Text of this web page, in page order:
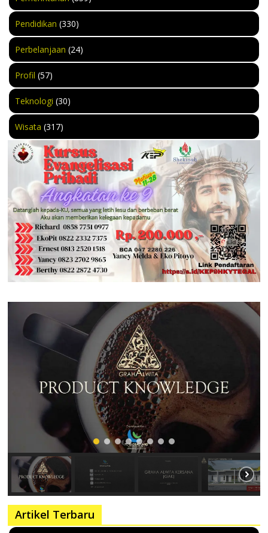
Pendidikan (330)
Perbelanjaan (24)
Profil (57)
Teknologi (30)
Wisata (317)
Artikel Terbaru